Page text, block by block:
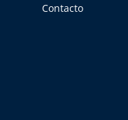
Contacto